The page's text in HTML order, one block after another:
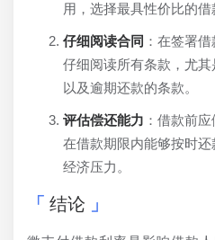
用，选择最具性价比的借
仔细阅读合同 ：在签署
仔细阅读所有条款，尤
以及逾期还款的条款。
评估偿还能力 ：借款前
在借款期限内能够按时
经济压力。
结论